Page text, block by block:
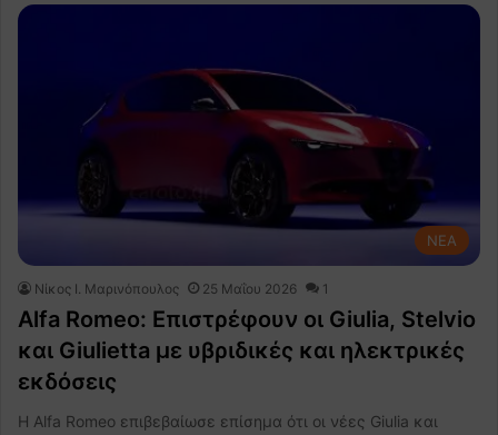
NEA
Nίκος Ι. Mαρινόπουλος 25 Μαΐου 2026 1
Alfa Romeo: Επιστρέφουν οι Giulia, Stelvio
και Giulietta με υβριδικές και ηλεκτρικές
εκδόσεις
Η Alfa Romeo επιβεβαίωσε επίσημα ότι οι νέες Giulia και